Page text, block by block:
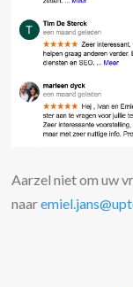
Aarzel niet om uw
naar